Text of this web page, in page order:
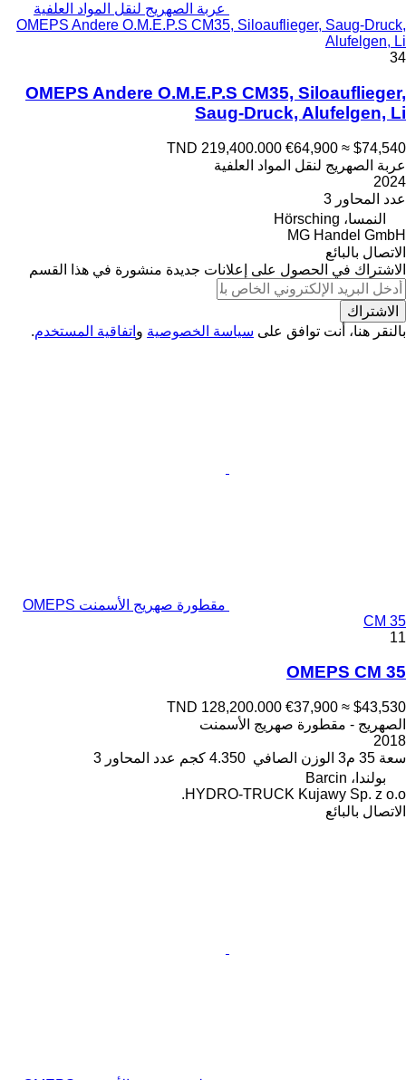
عربة الصهريج لنقل المواد العلفية
OMEPS Andere O.M.E.P.S CM35, Siloauflieger, Saug-Druck,
Alufelgen, Li
34
OMEPS Andere O.M.E.P.S CM35, Siloauflieger,
Saug-Druck, Alufelgen, Li
TND 219,400.000 €64,900 ≈ $74,540
عربة الصهريج لنقل المواد العلفية
2024
عدد المحاور 3
النمسا، Hörsching
MG Handel GmbH
الاتصال بالبائع
الاشتراك في الحصول على إعلانات جديدة منشورة في هذا القسم
الاشتراك
بالنقر هنا، أنت توافق على سياسة الخصوصية و اتفاقية المستخدم.
مقطورة صهريج الأسمنت OMEPS
CM 35
11
OMEPS CM 35
TND 128,200.000 €37,900 ≈ $43,530
الصهريج - مقطورة صهريج الأسمنت
2018
سعة 35 م3 الوزن الصافي 4.350 كجم عدد المحاور 3
بولندا، Barcin
HYDRO-TRUCK Kujawy Sp. z o.o.
الاتصال بالبائع